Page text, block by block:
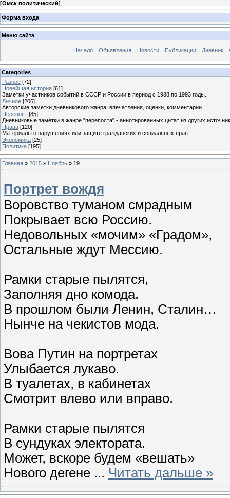
[Омск политический]
Форма входа
Меню сайта
Начало Объявления Новости Публикации Дневник
Categories
Разное [72]
Новейшая история [61]
Заметки участников событий в СССР и России в период с 1988 по 1993 годы.
Личное [206]
Авторские заметки дневникового жанра: впечатления, оценки, комментарии.
Перепост [85]
Дневниковые заметки в жанре "перепоста" - аннотированных цитат из других
Права [120]
Материалы о нарушениях или защите гражданских и социальных прав.
Экономика [25]
Политика [195]
Главная » 2015 » Ноябрь » 19
Портрет вождя
Воровство туманом смрадным
Покрывает всю Россию.
Недовольных «мочим» «Градом»,
Остальные ждут Мессию.
Рамки старые пылятся,
Заполняя дно комода.
В прошлом были Ленин, Сталин…
Нынче на чекистов мода.
Вова Путин на портретах
Улыбается лукаво.
В туалетах, в кабинетах
Смотрит влево или вправо.
Рамки старые пылятся
В сундуках электората.
Может, вскоре будем «вешать»
Нового дегене ... Читать дальше »